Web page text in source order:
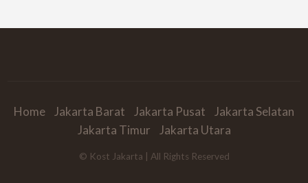
Home Jakarta Barat Jakarta Pusat
Jakarta Selatan
Jakarta Timur
Jakarta Utara
© Kost Jakarta | All Rights Reserved